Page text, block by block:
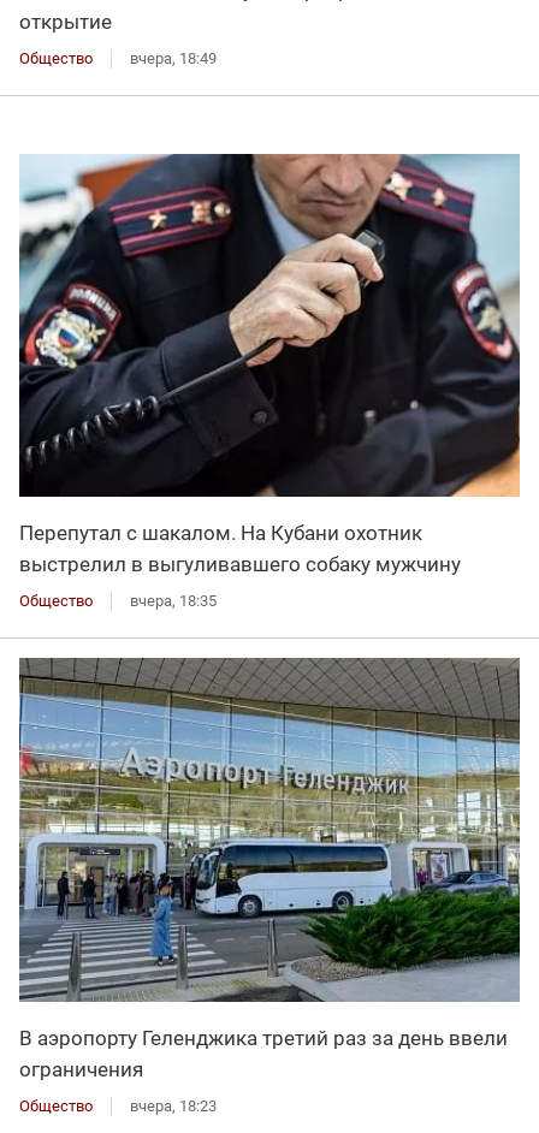
открытие
Общество вчера, 18:49
Перепутал с шакалом. На Кубани охотник
выстрелил в выгуливавшего собаку мужчину
Общество вчера, 18:35
В аэропорту Геленджика третий раз за день ввели
ограничения
Общество вчера, 18:23